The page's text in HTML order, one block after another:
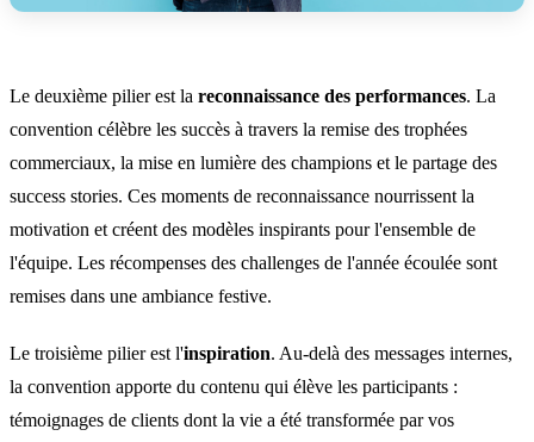
Le deuxième pilier est la reconnaissance des performances. La
convention célèbre les succès à travers la remise des trophées
commerciaux, la mise en lumière des champions et le partage des
success stories. Ces moments de reconnaissance nourrissent la
motivation et créent des modèles inspirants pour l'ensemble de
l'équipe. Les récompenses des challenges de l'année écoulée sont
remises dans une ambiance festive.
Le troisième pilier est l'inspiration. Au-delà des messages internes,
la convention apporte du contenu qui élève les participants :
témoignages de clients dont la vie a été transformée par vos